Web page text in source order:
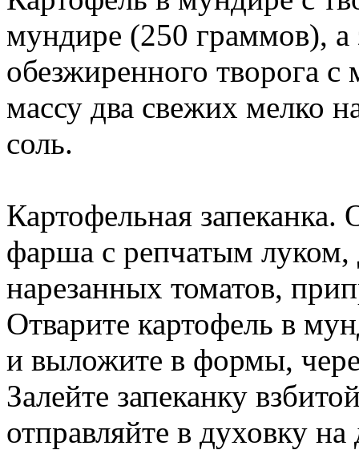
мундире (250 граммов), а
обезжиренного творога
массу два свежих мелко
соль.
Картофельная
фарша с репчатым луком,
нарезанных томатов,
Отварите картофель в
и выложите в формы,
Залейте запеканку
отправляйте в духовку